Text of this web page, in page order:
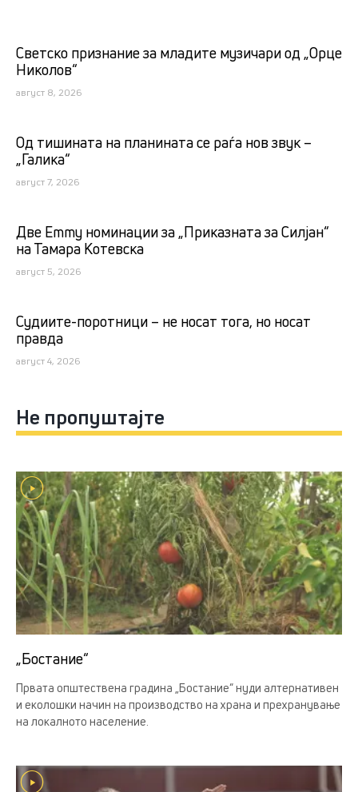
Светско признание за младите музичари од „Орце
Николов“
август 8, 2026
Од тишината на планината се раѓа нов звук –
„Галика“
август 7, 2026
Две Emmy номинации за „Приказната за Силјан“
на Тамара Котевска
август 5, 2026
Судиите-поротници – не носат тога, но носат
правда
август 4, 2026
Не пропуштајте
„Бостание“
Првата општествена градина „Бостание“ нуди алтернативен
и еколошки начин на производство на храна и прехранување
на локалното население.